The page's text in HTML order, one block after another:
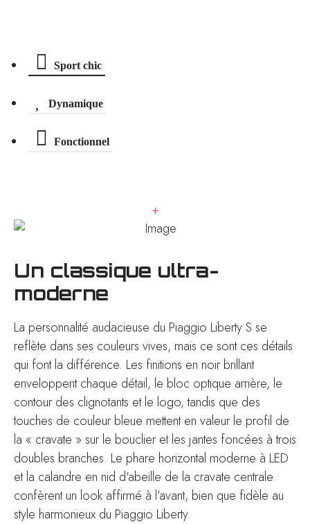
Sport chic
Dynamique
Fonctionnel
+
Un classique ultra-
moderne
La personnalité audacieuse du Piaggio Liberty S se
reflète dans ses couleurs vives, mais ce sont ces détails
qui font la différence. Les finitions en noir brillant
enveloppent chaque détail, le bloc optique arrière, le
contour des clignotants et le logo, tandis que des
touches de couleur bleue mettent en valeur le profil de
la « cravate » sur le bouclier et les jantes foncées à trois
doubles branches. Le phare horizontal moderne à LED
et la calandre en nid d'abeille de la cravate centrale
confèrent un look affirmé à l'avant, bien que fidèle au
style harmonieux du Piaggio Liberty.